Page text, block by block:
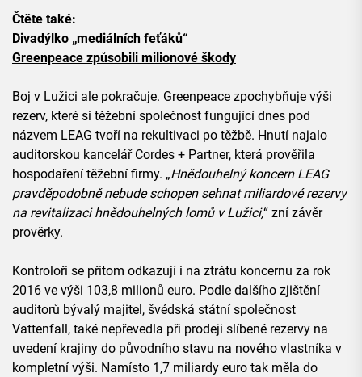
Čtěte také:
Divadýlko „mediálních feťáků“
Greenpeace způsobili milionové škody
Boj v Lužici ale pokračuje. Greenpeace zpochybňuje výši
rezerv, které si těžební společnost fungující dnes pod
názvem LEAG tvoří na rekultivaci po těžbě. Hnutí najalo
auditorskou kancelář Cordes + Partner, která prověřila
hospodaření těžební firmy. „Hnědouhelný koncern LEAG
pravděpodobně nebude schopen sehnat miliardové rezervy
na revitalizaci hnědouhelných lomů v Lužici,“ zní závěr
prověrky.
Kontroloři se přitom odkazují i na ztrátu koncernu za rok
2016 ve výši 103,8 milionů euro. Podle dalšího zjištění
auditorů bývalý majitel, švédská státní společnost
Vattenfall, také nepřevedla při prodeji slíbené rezervy na
uvedení krajiny do původního stavu na nového vlastníka v
kompletní výši. Namísto 1,7 miliardy euro tak měla do